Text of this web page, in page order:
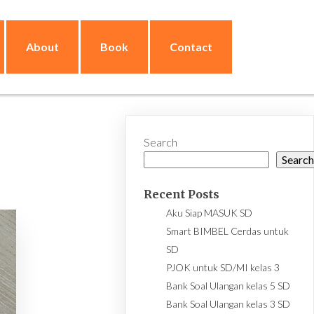
About Book Contact
Search
Search
Recent Posts
Aku Siap MASUK SD
Smart BIMBEL Cerdas untuk
SD
PJOK untuk SD/MI kelas 3
Bank Soal Ulangan kelas 5 SD
Bank Soal Ulangan kelas 3 SD